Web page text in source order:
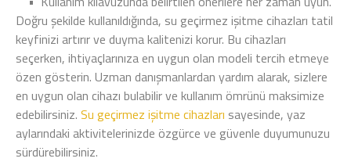
Doğru şekilde kullanıldığında, su geçirmez işitme cihazları tatil
keyfinizi artırır ve duyma kalitenizi korur. Bu cihazları
seçerken, ihtiyaçlarınıza en uygun olan modeli tercih etmeye
özen gösterin. Uzman danışmanlardan yardım alarak, sizlere
en uygun olan cihazı bulabilir ve kullanım ömrünü maksimize
edebilirsiniz. Su geçirmez işitme cihazları sayesinde, yaz
aylarındaki aktivitelerinizde özgürce ve güvenle duyumunuzu
sürdürebilirsiniz.